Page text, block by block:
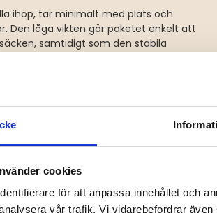
cookies
för att anpassa innehållet och
vår trafik. Vi vidarebefordrar
ihop, tar minimalt med plats och
Den låga vikten gör paketet enkelt att
samtidigt som den stabila
sig ner på, oavsett om du njuter av
enkelt att ta med på alla typer av
upp till 15 kg belastning och